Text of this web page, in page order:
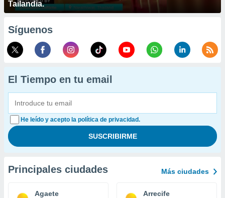
Tailandia.
Síguenos
El Tiempo en tu email
He leído y acepto la política de privacidad.
Principales ciudades Más ciudades
Agaete Arrecife